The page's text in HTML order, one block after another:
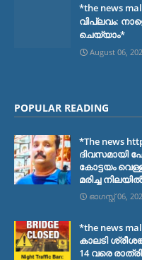
*the news
വിപ്ലവം:
ചെയ്യാം*
August 06,
POPULAR READING
*The news
ദിവസമായി
കോട്ടയം
മരിച്ച
ഓഗസ്റ്റ് 06,
*the news
കാലടി
14 വരെ